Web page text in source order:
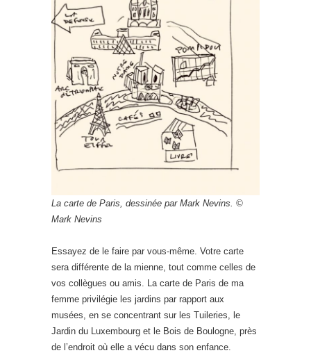
La carte de Paris, dessinée par Mark Nevins. ©
Mark Nevins
Essayez de le faire par vous-même. Votre carte
sera différente de la mienne, tout comme celles de
vos collègues ou amis. La carte de Paris de ma
femme privilégie les jardins par rapport aux
musées, en se concentrant sur les Tuileries, le
Jardin du Luxembourg et le Bois de Boulogne, près
de l’endroit où elle a vécu dans son enfance.